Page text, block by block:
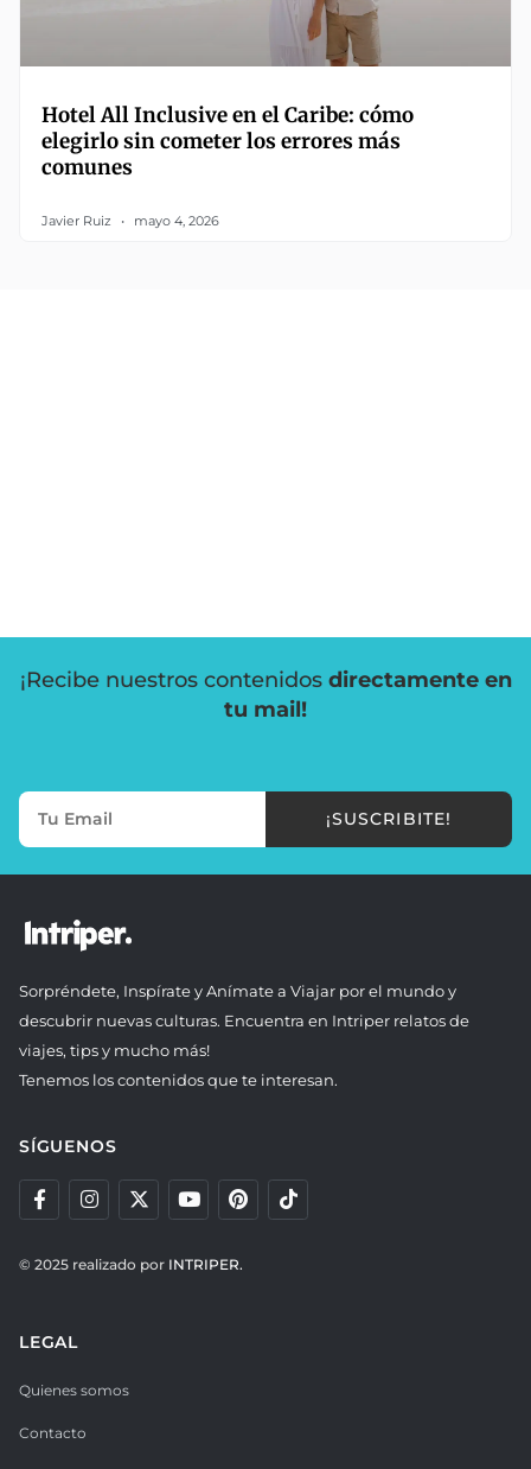
Hotel All Inclusive en el Caribe: cómo
elegirlo sin cometer los errores más
comunes
Javier Ruiz mayo 4, 2026
¡Recibe nuestros contenidos directamente en
tu mail!
¡SUSCRIBITE!
Sorpréndete, Inspírate y Anímate a Viajar por el mundo y
descubrir nuevas culturas. Encuentra en Intriper relatos de
viajes, tips y mucho más!
Tenemos los contenidos que te interesan.
SÍGUENOS
© 2025 realizado por INTRIPER.
LEGAL
Quienes somos
Contacto